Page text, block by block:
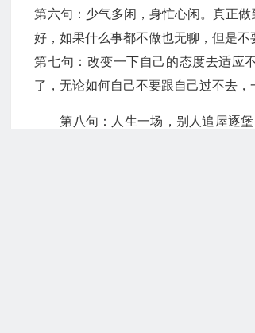
第六句：少气多闲，身忙心闲。真正
好，如果什么事都不做也无聊，但是不
第七句：改变一下自己的态度去适应
了，无论如何自己不要跟自己过不去，
第八句：人生一场，别人追屋逐